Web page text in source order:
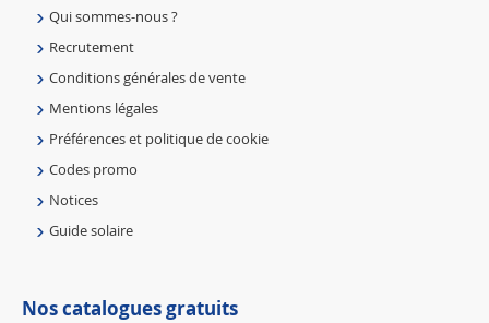
Qui sommes-nous ?
Recrutement
Conditions générales de vente
Mentions légales
Préférences et politique de cookie
Codes promo
Notices
Guide solaire
Nos catalogues gratuits